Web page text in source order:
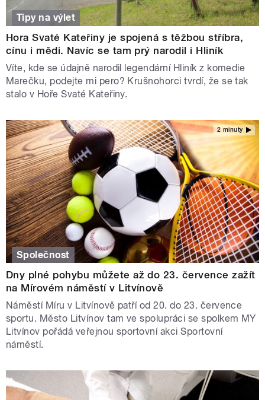
Tipy na výlet
Hora Svaté Kateřiny je spojená s těžbou stříbra,
cínu i mědi. Navíc se tam prý narodil i Hliník
Víte, kde se údajně narodil legendární Hliník z komedie
Marečku, podejte mi pero? Krušnohorci tvrdí, že se tak
stalo v Hoře Svaté Kateřiny.
2 minuty
Společnost
Dny plné pohybu můžete až do 23. července zažít
na Mírovém náměstí v Litvínově
Náměstí Míru v Litvínově patří od 20. do 23. července
sportu. Město Litvínov tam ve spolupráci se spolkem MY
Litvínov pořádá veřejnou sportovní akci Sportovní
náměstí.